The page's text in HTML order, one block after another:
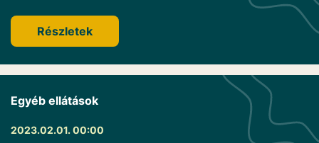
Részletek
Egyéb ellátások
2023.02.01. 00:00